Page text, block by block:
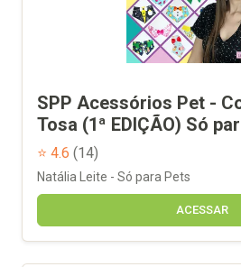
SPP Acessórios Pet -
Tosa (1ª EDIÇÃO) Só
⭐ 4.6 (14)
Natália Leite - Só para Pets
ACESSAR